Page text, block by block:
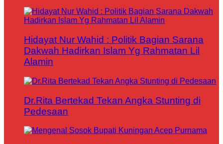
Hidayat Nur Wahid : Politik Bagian Sarana
Dakwah Hadirkan Islam Yg Rahmatan Lil
Alamin
Dr.Rita Bertekad Tekan Angka Stunting di
Pedesaan